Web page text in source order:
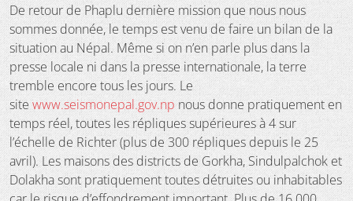
De retour de Phaplu dernière mission que nous nous
sommes donnée, le temps est venu de faire un bilan de la
situation au Népal. Même si on n’en parle plus dans la
presse locale ni dans la presse internationale, la terre
tremble encore tous les jours. Le
site www.seismonepal.gov.np nous donne pratiquement en
temps réel, toutes les répliques supérieures à 4 sur
l’échelle de Richter (plus de 300 répliques depuis le 25
avril). Les maisons des districts de Gorkha, Sindulpalchok et
Dolakha sont pratiquement toutes détruites ou inhabitables